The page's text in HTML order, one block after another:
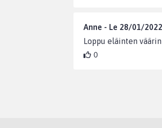
Anne - Le 28/01/
Loppu eläinten
0